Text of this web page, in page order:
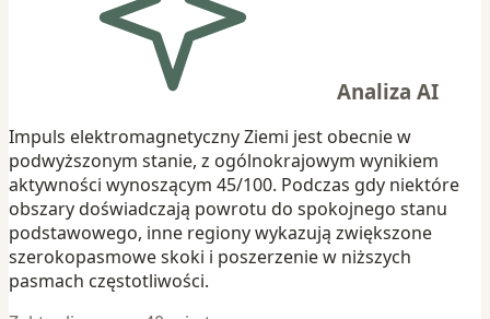
Analiza AI
Impuls elektromagnetyczny Ziemi jest obecnie w
podwyższonym stanie, z ogólnokrajowym wynikiem
aktywności wynoszącym 45/100. Podczas gdy niektóre
obszary doświadczają powrotu do spokojnego stanu
podstawowego, inne regiony wykazują zwiększone
szerokopasmowe skoki i poszerzenie w niższych
pasmach częstotliwości.